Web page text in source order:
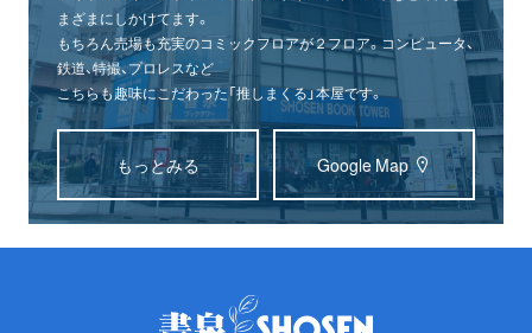
まざまにしかけてます。
もちろん売場も充実のコミックフロアが２フロア。コンピュータ、
鉄道、特撮、プロレスなど
こちらも趣味にこだわった「推しまくる」本屋です。
もっとみる Google Map